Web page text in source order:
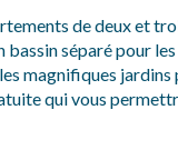
de deux et
séparé pour
magnifiques
qui vous